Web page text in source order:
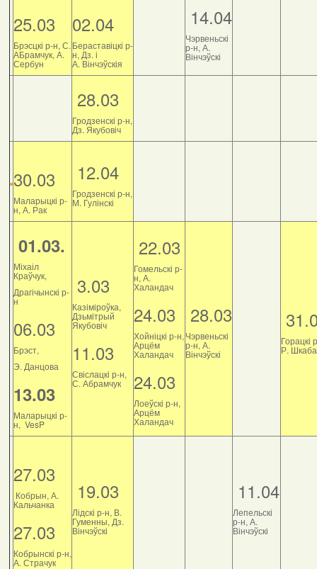
25.03
Брэсцкі р-н, С.
АБрамчук, А.
Сербун
02.04
Бераставіцкі р-
н, Дз. і
А. Вінчэўскія
14.04
Чэрвеньскі
р-н, А.
Вінчэўскі
28.03
Гродзенскі р-н,
Дз. Якубовіч
30.03
Маларыцкі р-
н, А. Рак
12.04
Гродзенскі р-н,
М. Гулінскі
01.03.
Міхаіл
Краўчук,
Драгічынскі р-
н
06.03
Брэст,
Э. Данцова
13.03
Маларыцкі р-
н, VesP
3.03
Казіміроўка,
Дзьмітрый
Якубовіч
11.03
Свіслацкі р-н,
С. Абрамчук
22.03
Гомельскі р-
н, А.
Халандач
24.03
Хойніцкі р-н,
Арцём
Халандач
24.03
Лоеўскі р-н,
Арцём
Халандач
28.03
Чэрвеньскі
р-н, А.
Вінчэўскі
Горацкі
Р.
27.03
Кобрын, А.
Кальчанка
27.03
Кобрынскі р-н,
А. Страчук
19.03
Лідскі р-н, В.
Гуменны, Дз.
Вінчэўскі
11.04
Лепельскі
р-н, А.
Вінчэўскі